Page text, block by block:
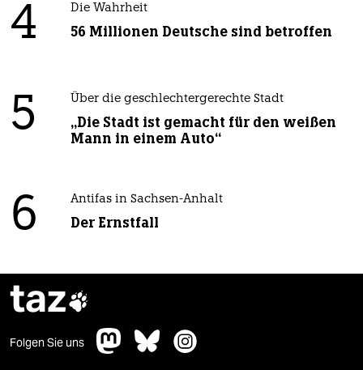
4 Die Wahrheit
56 Millionen Deutsche sind betroffen
5 Über die geschlechtergerechte Stadt
„Die Stadt ist gemacht für den weißen
Mann in einem Auto“
6 Antifas in Sachsen-Anhalt
Der Ernstfall
taz
Folgen Sie uns